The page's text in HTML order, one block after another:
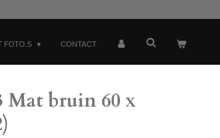
FOTO.S CONTACT
Mat bruin 60 x